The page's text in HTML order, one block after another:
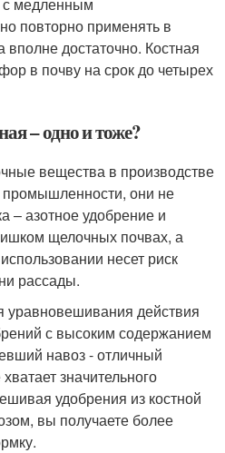
повторно применять в
вполне достаточно. Костная
в почву на срок до четырех
– одно и тоже?
вещества в производстве
они не
– азотное удобрение и
щелочных почвах, а
несет риск
рассады.
уравновешивания действия
с высоким содержанием
навоз - отличный
значительного
удобрения из костной
вы получаете более